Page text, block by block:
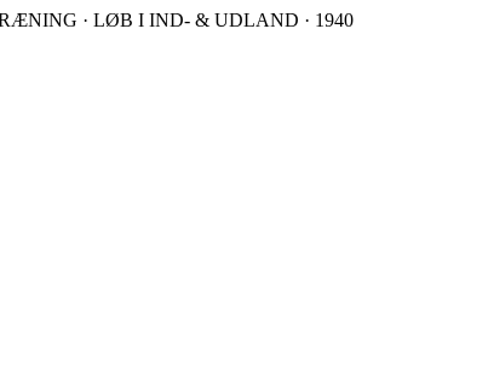
· LØB I IND- & UDLAND · 1940